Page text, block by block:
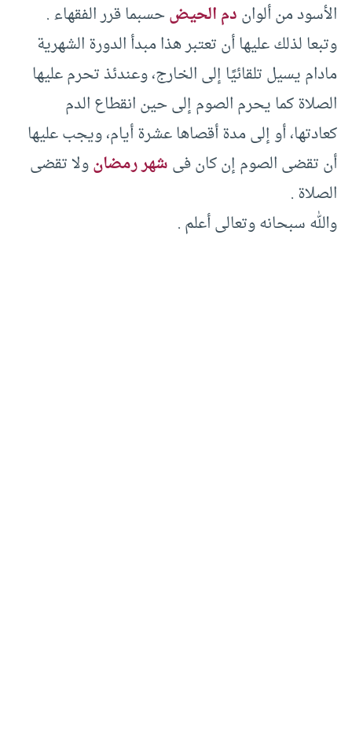
الأسود من ألواندم الحيضحسبما قرر الفقهاء .‏
وتبعا لذلك عليها أن تعتبر هذا مبدأ الدورة الشهرية
مادام يسيل تلقائيًا إلى الخارج، وعندئذ تحرم عليها
الصلاة كما يحرم الصوم إلى حين انقطاع الدم
كعادتها، أو إلى مدة أقصاها عشرة أيام، ويجب عليها
أن تقضى الصوم إن كان فىشهر رمضانولا تقضى
الصلاة .‏
والله سبحانه وتعالى أعلم .‏